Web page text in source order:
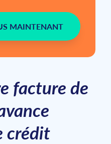
MAINTENANT
facture de
crédit